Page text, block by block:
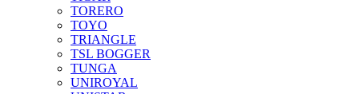
TORERO
TOYO
TRIANGLE
TSL BOGGER
TUNGA
UNIROYAL